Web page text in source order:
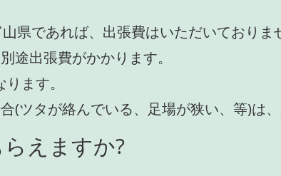
県であれば、出張費はいただいておりま
途出張費がかかります。
ます。
(ツタが絡んでいる、足場が狭い、等)は
えますか?